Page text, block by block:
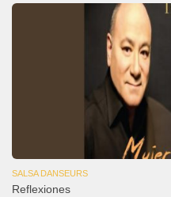
SALSA DANSEURS
Reflexiones